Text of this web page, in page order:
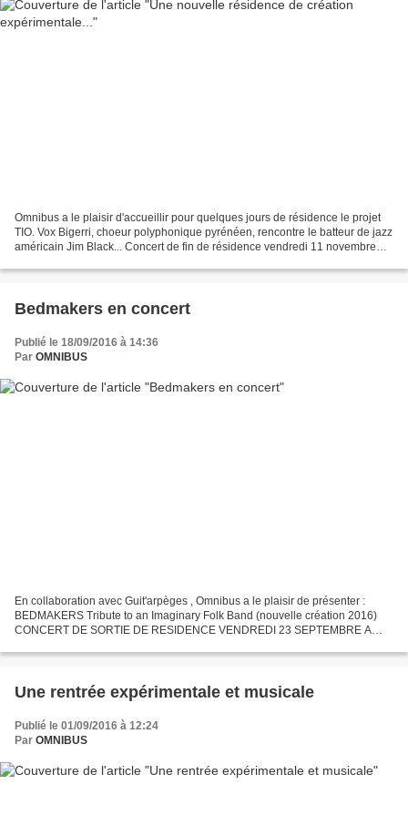
Omnibus a le plaisir d'accueillir pour quelques jours de résidence le projet
TIO. Vox Bigerri, choeur polyphonique pyrénéen, rencontre le batteur de jazz
américain Jim Black... Concert de fin de résidence vendredi 11 novembre
Bedmakers en concert
Publié le 18/09/2016 à 14:36
Par OMNIBUS
En collaboration avec Guit'arpèges , Omnibus a le plaisir de présenter :
BEDMAKERS Tribute to an Imaginary Folk Band (nouvelle création 2016)
CONCERT DE SORTIE DE RESIDENCE VENDREDI 23 SEPTEMBRE A
Une rentrée expérimentale et musicale
Publié le 01/09/2016 à 12:24
Par OMNIBUS